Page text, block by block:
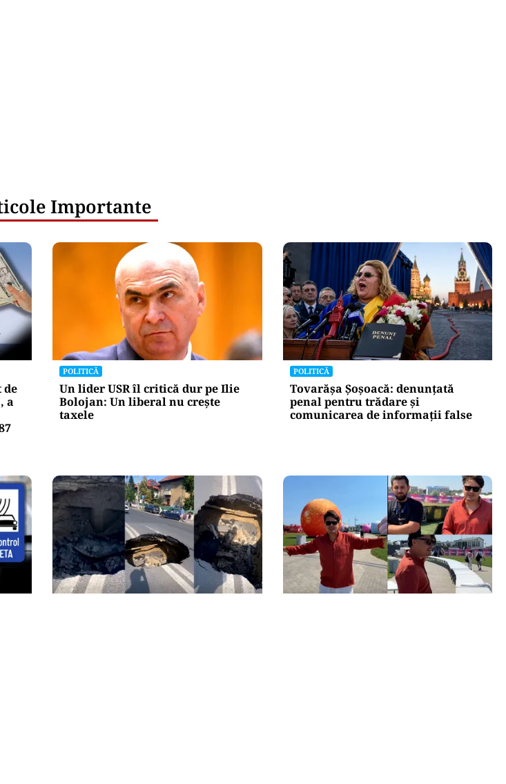
Importante
de
a
POLITICĂ
Un lider USR îl critică dur pe Ilie
Bolojan: Un liberal nu crește
taxele
POLITICĂ
Tovarășa Șoșoacă: denunțată
penal pentru trădare și
comunicarea de informații false